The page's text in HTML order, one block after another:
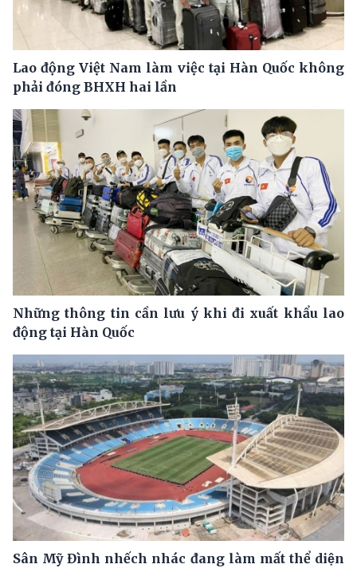
Lao động Việt Nam làm việc tại Hàn Quốc không
phải đóng BHXH hai lần
Những thông tin cần lưu ý khi đi xuất khẩu lao
động tại Hàn Quốc
Sân Mỹ Đình nhếch nhác đang làm mất thể diện